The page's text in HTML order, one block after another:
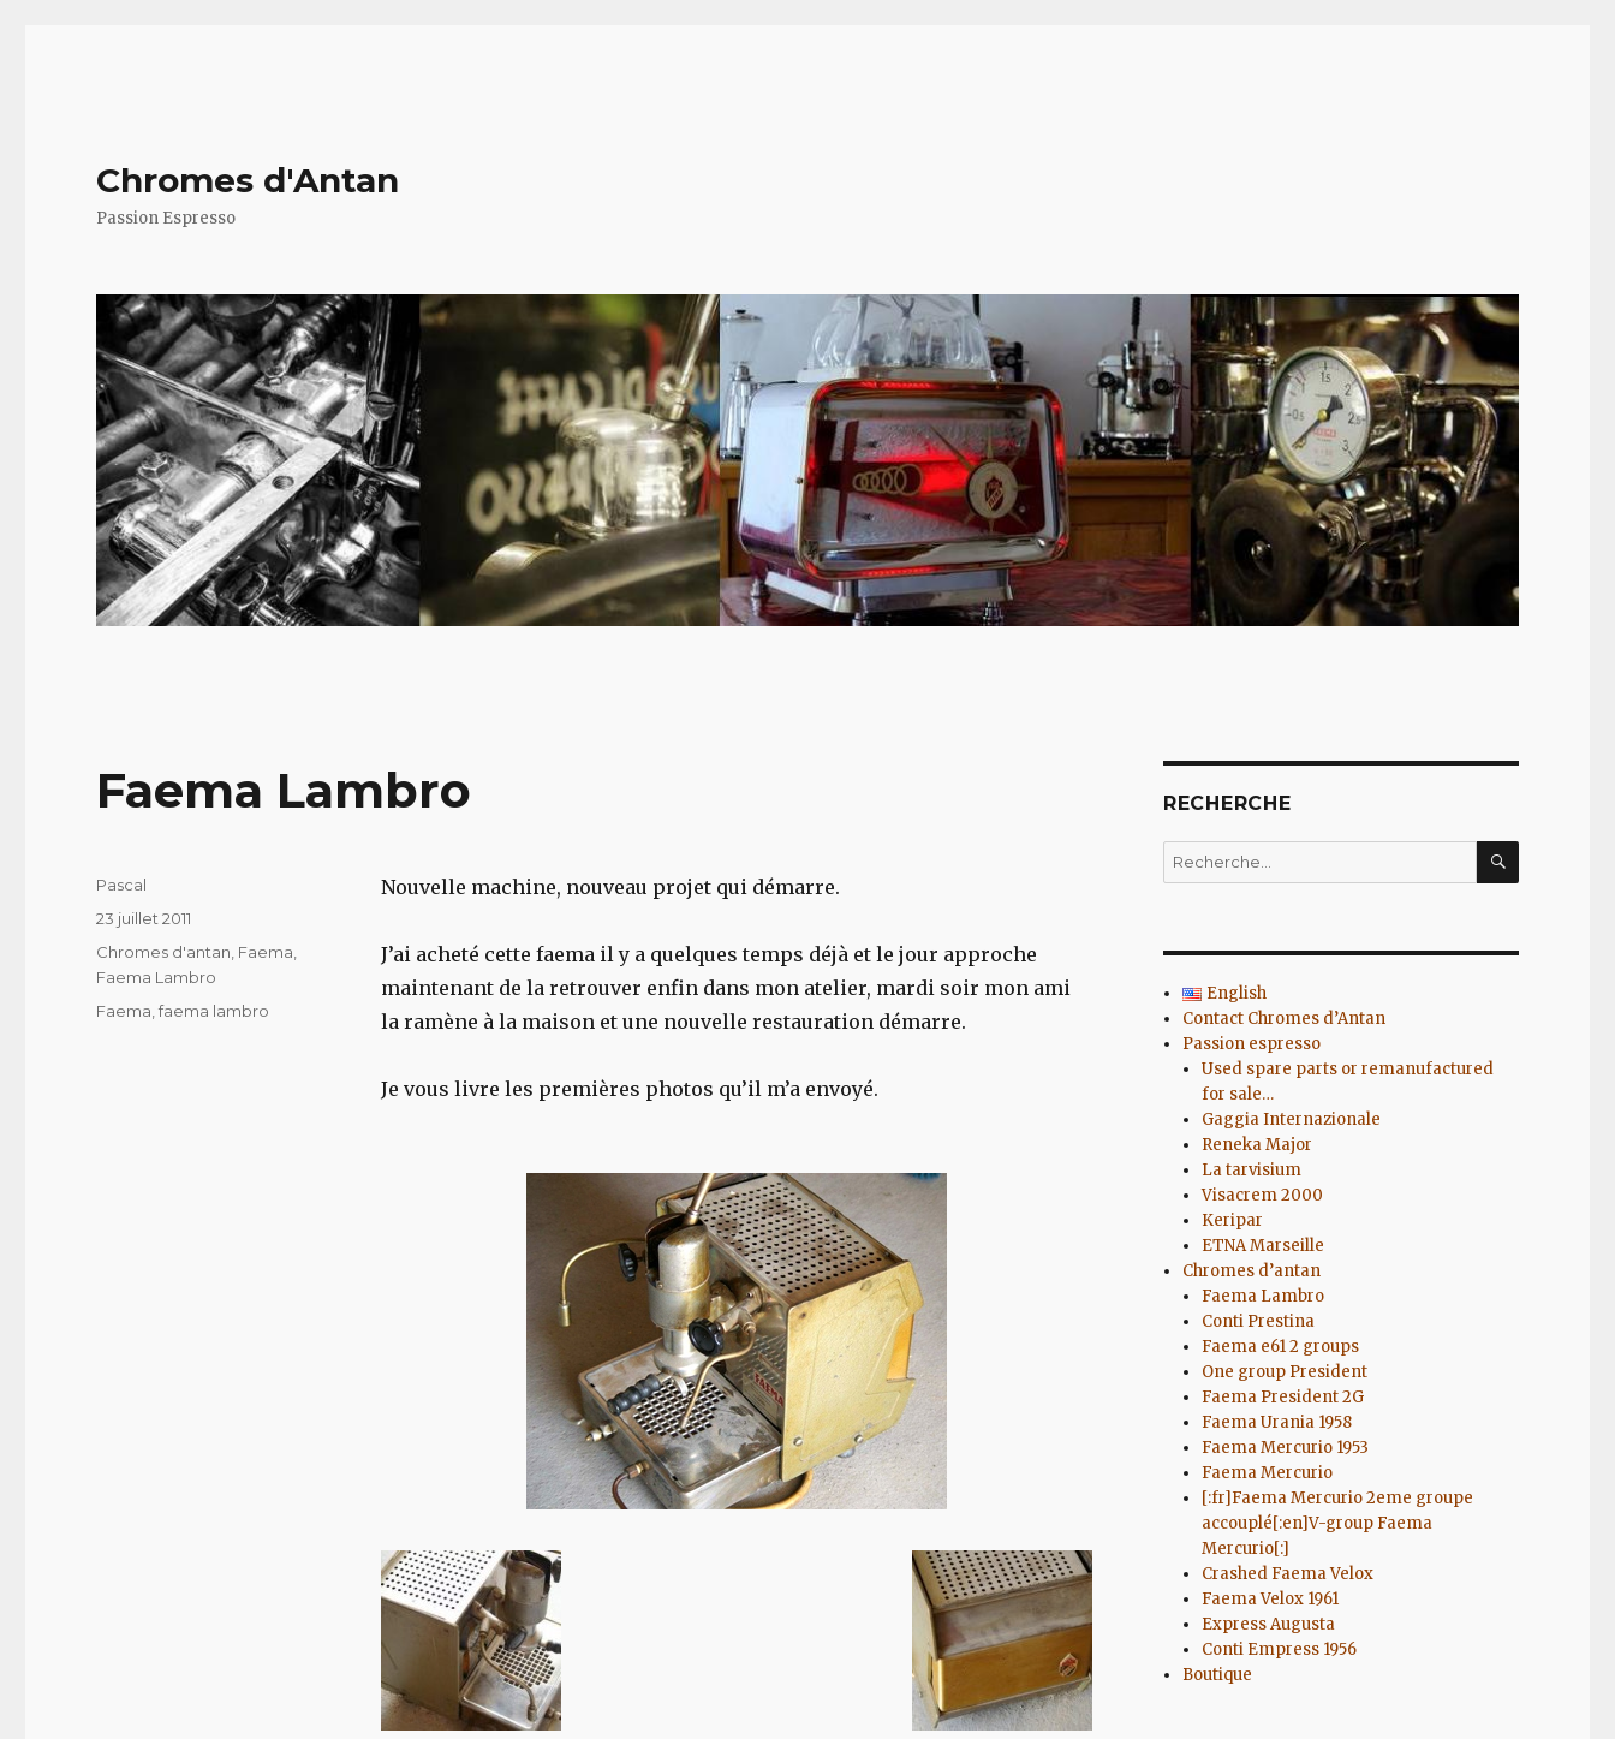
Chromes d'Antan
Passion Espresso
Faema Lambro
Nouvelle machine, nouveau projet qui démarre.
J’ai acheté cette faema il y a quelques temps déjà et le jour approche
maintenant de la retrouver enfin dans mon atelier, mardi soir mon ami
la ramène à la maison et une nouvelle restauration démarre.
Je vous livre les premières photos qu’il m’a envoyé.
Auteur
Pascal
Publié
le
23 juillet 2011
Catégories
Chromes d'antan Faema
Faema Lambro
Étiquettes
Faema ,faema lambro
RECHERCHE
Recherche
pour
English
Contact Chromes d’Antan
Passion espresso
Used spare parts or remanufactured
for sale…
Gaggia Internazionale
Reneka Major
La tarvisium
Visacrem 2000
Keripar
ETNA Marseille
Chromes d’antan
Faema Lambro
Conti Prestina
Faema e61 2 groups
One group President
Faema President 2G
Faema Urania 1958
Faema Mercurio 1953
Faema Mercurio
[:fr]Faema Mercurio 2eme groupe
accouplé[:en]V-group Faema
Mercurio[:]
Crashed Faema Velox
Faema Velox 1961
Express Augusta
Conti Empress 1956
Boutique